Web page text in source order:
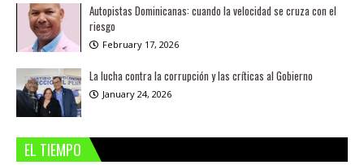
Autopistas Dominicanas: cuando la velocidad se cruza con el
riesgo
February 17, 2026
La lucha contra la corrupción y las críticas al Gobierno
January 24, 2026
EL TIEMPO